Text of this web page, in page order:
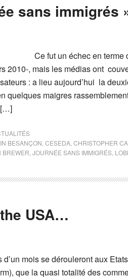
sans immigrés
Ce fut un échec en
2010-, mais les médias ont
: a lieu aujourd’hui la
quelques maigres
[…]
BESANÇON CESEDA CHRISTOPHER
BREWER JOURNÉE SANS IMMIGRÉS
USA…
d’un mois se dérouleront aux
que la quasi totalité des